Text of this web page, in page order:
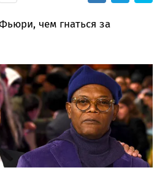
чем гнаться за